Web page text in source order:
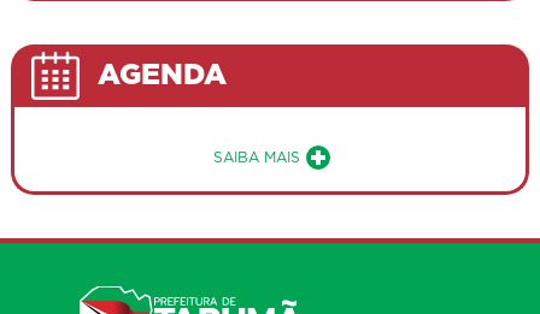
AGENDA
SAIBA MAIS Sobre a Agenda de Eventos